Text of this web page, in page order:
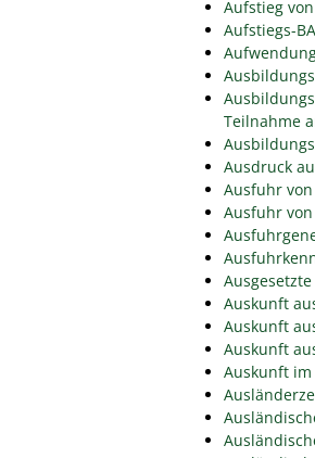
Aufstieg
Aufstiegs-
Teilnahme
Ausdruck
Ausfuhr
Ausfuhr
Auskunft
Auskunft
Auskunft
Auskunft